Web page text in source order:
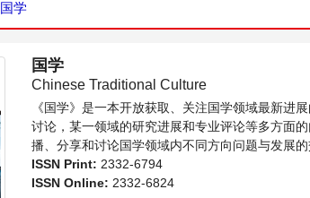
国学
国学
Chinese Traditional Culture
《国学》是一本开放获取、关注国学领域最新进
讨论，某一领域的研究进展和专业评论等多方面
播、分享和讨论国学领域内不同方向问题与发展的
ISSN Print: 2332-6794
ISSN Online: 2332-6824